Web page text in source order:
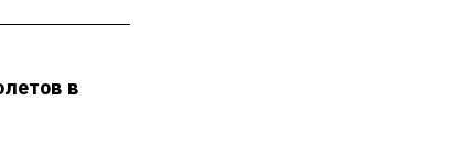
в